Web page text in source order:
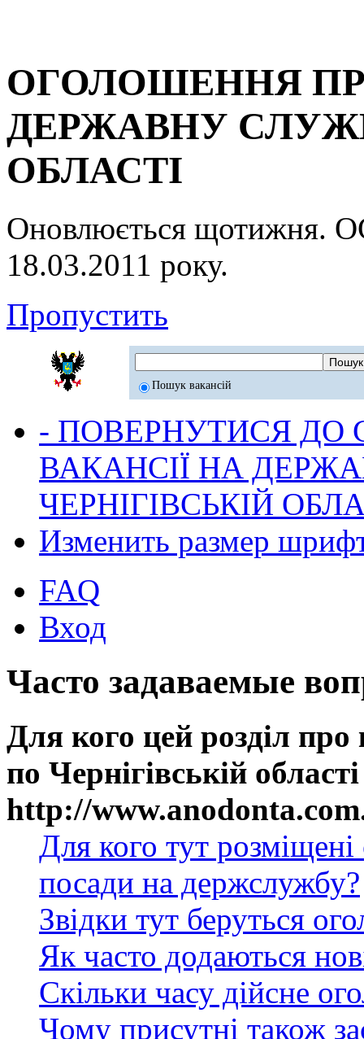
ОГОЛОШЕННЯ
ДЕРЖАВНУ
ОБЛАСТІ
Оновлюється
18.03.2011 року.
Пропустить
Пошук вакансій
- ПОВЕРНУТИСЯ ДО
ВАКАНСІЇ НА
ЧЕРНІГІВСЬКІЙ
Изменить размер
FAQ
Вход
Часто задаваемые
Для кого цей розділ
по Чернігівській
http://
Для кого тут
посади на держслужбу?
Звідки тут беруться
Як часто додаються
Скільки часу дійсне
Чому присутні також